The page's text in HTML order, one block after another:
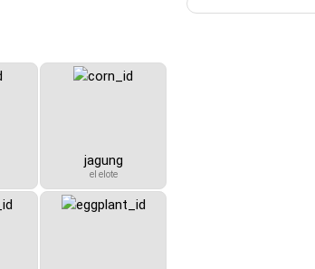
jagung
el elote